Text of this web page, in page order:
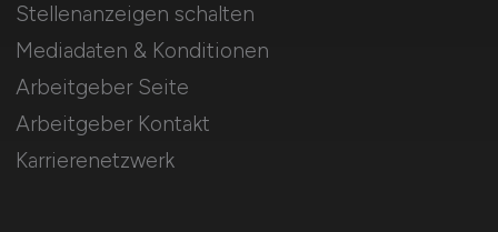
Stellenanzeigen schalten
Mediadaten & Konditionen
Arbeitgeber Seite
Arbeitgeber Kontakt
Karrierenetzwerk